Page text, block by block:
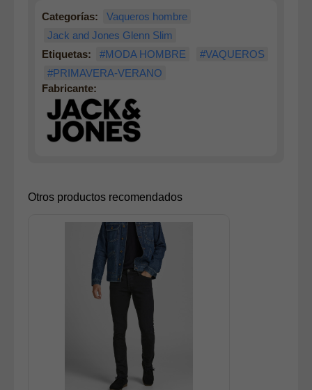
Categorías:
Vaqueros hombre
Jack and Jones Glenn Slim
Etiquetas:
#MODA HOMBRE
#VAQUEROS
#PRIMAVERA-VERANO
Fabricante:
Otros productos recomendados